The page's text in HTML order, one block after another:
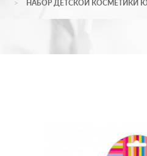
НАБОР ДЕТСКОЙ КОСМЕТИКИ